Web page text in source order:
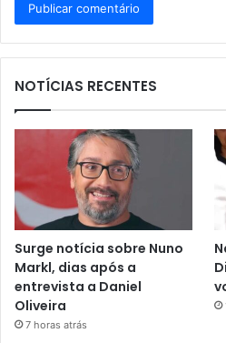
NOTÍCIAS RECENTES
Surge notícia sobre Nuno
Markl, dias após a
entrevista a Daniel
Oliveira
7 horas atrás